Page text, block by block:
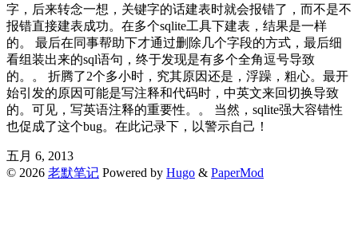
字，后来转念一想，关键字的话建表时就会报错了，而不是不
报错直接建表成功。在多个sqlite工具下建表，结果是一样
的。 最后在同事帮助下才通过删除几个字段的方式，最后细
看组装出来的sql语句，终于发现是有多个全角逗号导致
的。。 折腾了2个多小时，究其原因还是，浮躁，粗心。最开
始引发的原因可能是写注释和代码时，中英文来回切换导致
的。可见，写英语注释的重要性。。 当然，sqlite强大容错性
也促成了这个bug。在此记录下，以警示自己！
五月 6, 2013
© 2026 老默笔记 Powered by Hugo & PaperMod